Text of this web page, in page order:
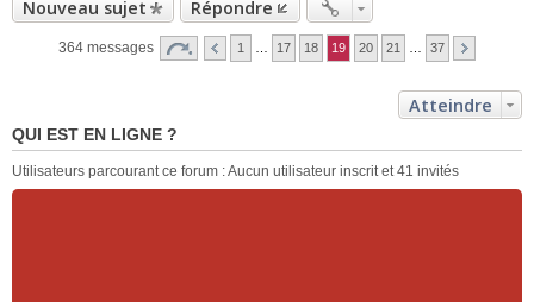
Nouveau sujet Répondre
364 messages 1 17 18 19 20 21 37
Atteindre
QUI EST EN LIGNE ?
Utilisateurs parcourant ce forum : Aucun utilisateur inscrit et 41 invités